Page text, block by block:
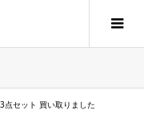
点セット 買い取りました